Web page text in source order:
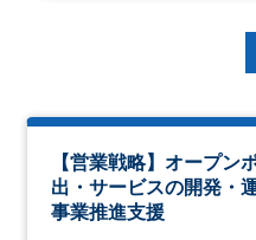
【営業戦略】オープン
出・サービスの開発・
事業推進支援